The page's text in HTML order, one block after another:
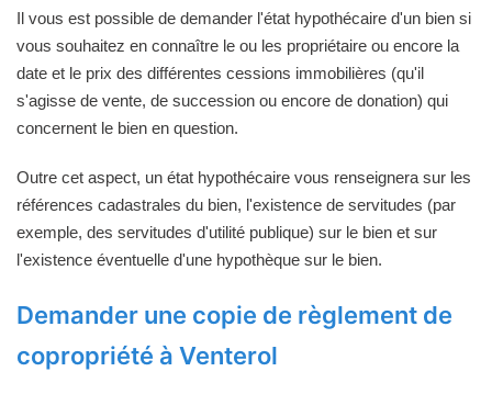
Il vous est possible de demander l'état hypothécaire d'un bien si
vous souhaitez en connaître le ou les propriétaire ou encore la
date et le prix des différentes cessions immobilières (qu'il
s'agisse de vente, de succession ou encore de donation) qui
concernent le bien en question.
Outre cet aspect, un état hypothécaire vous renseignera sur les
références cadastrales du bien, l'existence de servitudes (par
exemple, des servitudes d'utilité publique) sur le bien et sur
l'existence éventuelle d'une hypothèque sur le bien.
Demander une copie de règlement de
copropriété à Venterol